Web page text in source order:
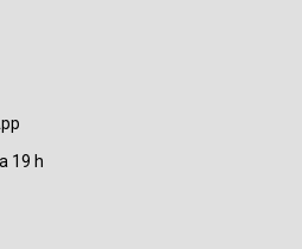
19 h